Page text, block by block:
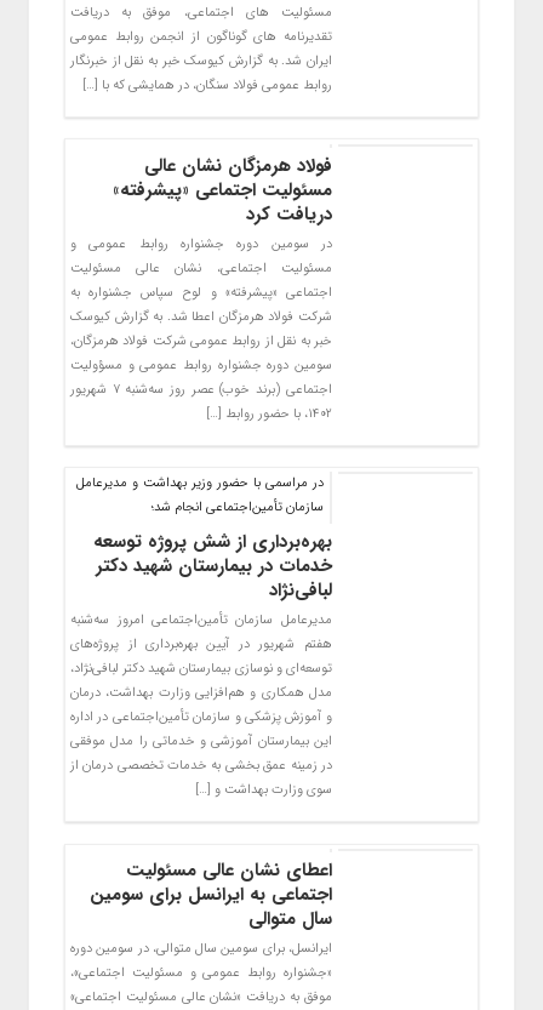
مسئولیت های اجتماعی، موفق به دریافت
تقدیرنامه های گوناگون از انجمن روابط عمومی
ایران شد. به گزارش کیوسک خبر به نقل از خبرنگار
روابط عمومی فولاد سنگان، در همایشی که با […]
فولاد هرمزگان نشان عالی
مسئولیت اجتماعی «پیشرفته»
دریافت کرد
در سومین دوره جشنواره روابط عمومی و
مسئولیت اجتماعی، نشان عالی مسئولیت
اجتماعی «پیشرفته» و لوح سپاس جشنواره به
شرکت فولاد هرمزگان اعطا شد. به گزارش کیوسک
خبر به نقل از روابط عمومی شرکت فولاد هرمزگان،
سومین دوره جشنواره روابط عمومی و مسؤولیت
اجتماعی (برند خوب) عصر روز سه‌شنبه ۷ شهریور
۱۴۰۲، با حضور روابط […]
در مراسمی با حضور وزیر بهداشت و مدیرعامل
سازمان تأمین‌اجتماعی انجام شد؛
بهره‌برداری از شش پروژه توسعه
خدمات در بیمارستان شهید دکتر
لبافی‌نژاد
مدیرعامل سازمان تأمین‌اجتماعی امروز سه‌شنبه
هفتم شهریور در آیین بهره‌برداری از پروژه‌های
توسعه‌ای و نوسازی بیمارستان شهید دکتر لبافی‌نژاد،
مدل همکاری و هم‌افزایی وزارت بهداشت، درمان
و آموزش پزشکی و سازمان تأمین‌اجتماعی در اداره
این بیمارستان آموزشی و خدماتی را مدل موفقی
در زمینه عمق بخشی به خدمات تخصصی درمان از
سوی وزارت بهداشت و […]
اعطای نشان عالی مسئولیت
اجتماعی به ایرانسل برای سومین
سال متوالی
ایرانسل، برای سومین سال متوالی، در سومین دوره
«جشنواره روابط عمومی و مسئولیت اجتماعی»،
موفق به دریافت «نشان عالی مسئولیت اجتماعی»